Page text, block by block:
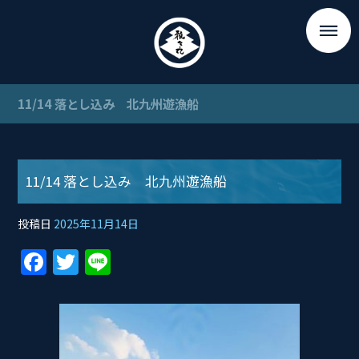
11/14 落とし込み 北九州遊漁船
11/14 落とし込み 北九州遊漁船
投稿日 2025年11月14日
F
c
e
T
itt
er
e